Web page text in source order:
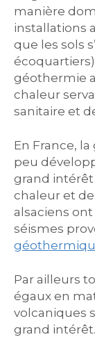
manière
installations
que les sols
géothermie
chaleur
sanitaire et
En France,
peu
grand intérêt
chaleur et
alsaciens
séismes
Par ailleurs
égaux en
volcaniques
grand intérêt.